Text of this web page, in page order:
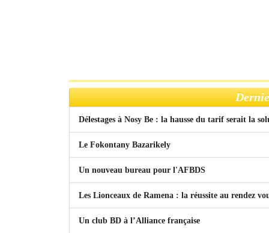
Délestages à Nosy Be : la hausse du tarif serait la
Le Fokontany Bazarikely
Un nouveau bureau pour l'AFBDS
Les Lionceaux de Ramena : la réussite au rendez
Un club BD à l’Alliance française